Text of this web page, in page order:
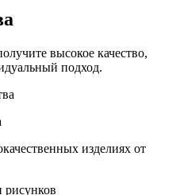
высокое качество,
подход.
изделиях от